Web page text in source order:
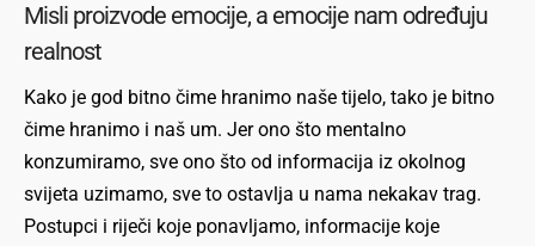
Misli proizvode emocije, a emocije nam određuju
realnost
Kako je god bitno čime hranimo naše tijelo, tako je bitno
čime hranimo i naš um. Jer ono što mentalno
konzumiramo, sve ono što od informacija iz okolnog
svijeta uzimamo, sve to ostavlja u nama nekakav trag.
Postupci i riječi koje ponavljamo, informacije koje